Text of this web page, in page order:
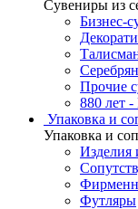
Сувениры из
Бизнес-
Прочие
880 лет
Упаковка и
Упаковка и
Изделия
Футляры